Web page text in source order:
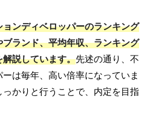
ンディベロッパーのランキング
ランド、平均年収、ランキング
説しています。先述の通り、不
は毎年、高い倍率になっていま
かりと行うことで、内定を目指